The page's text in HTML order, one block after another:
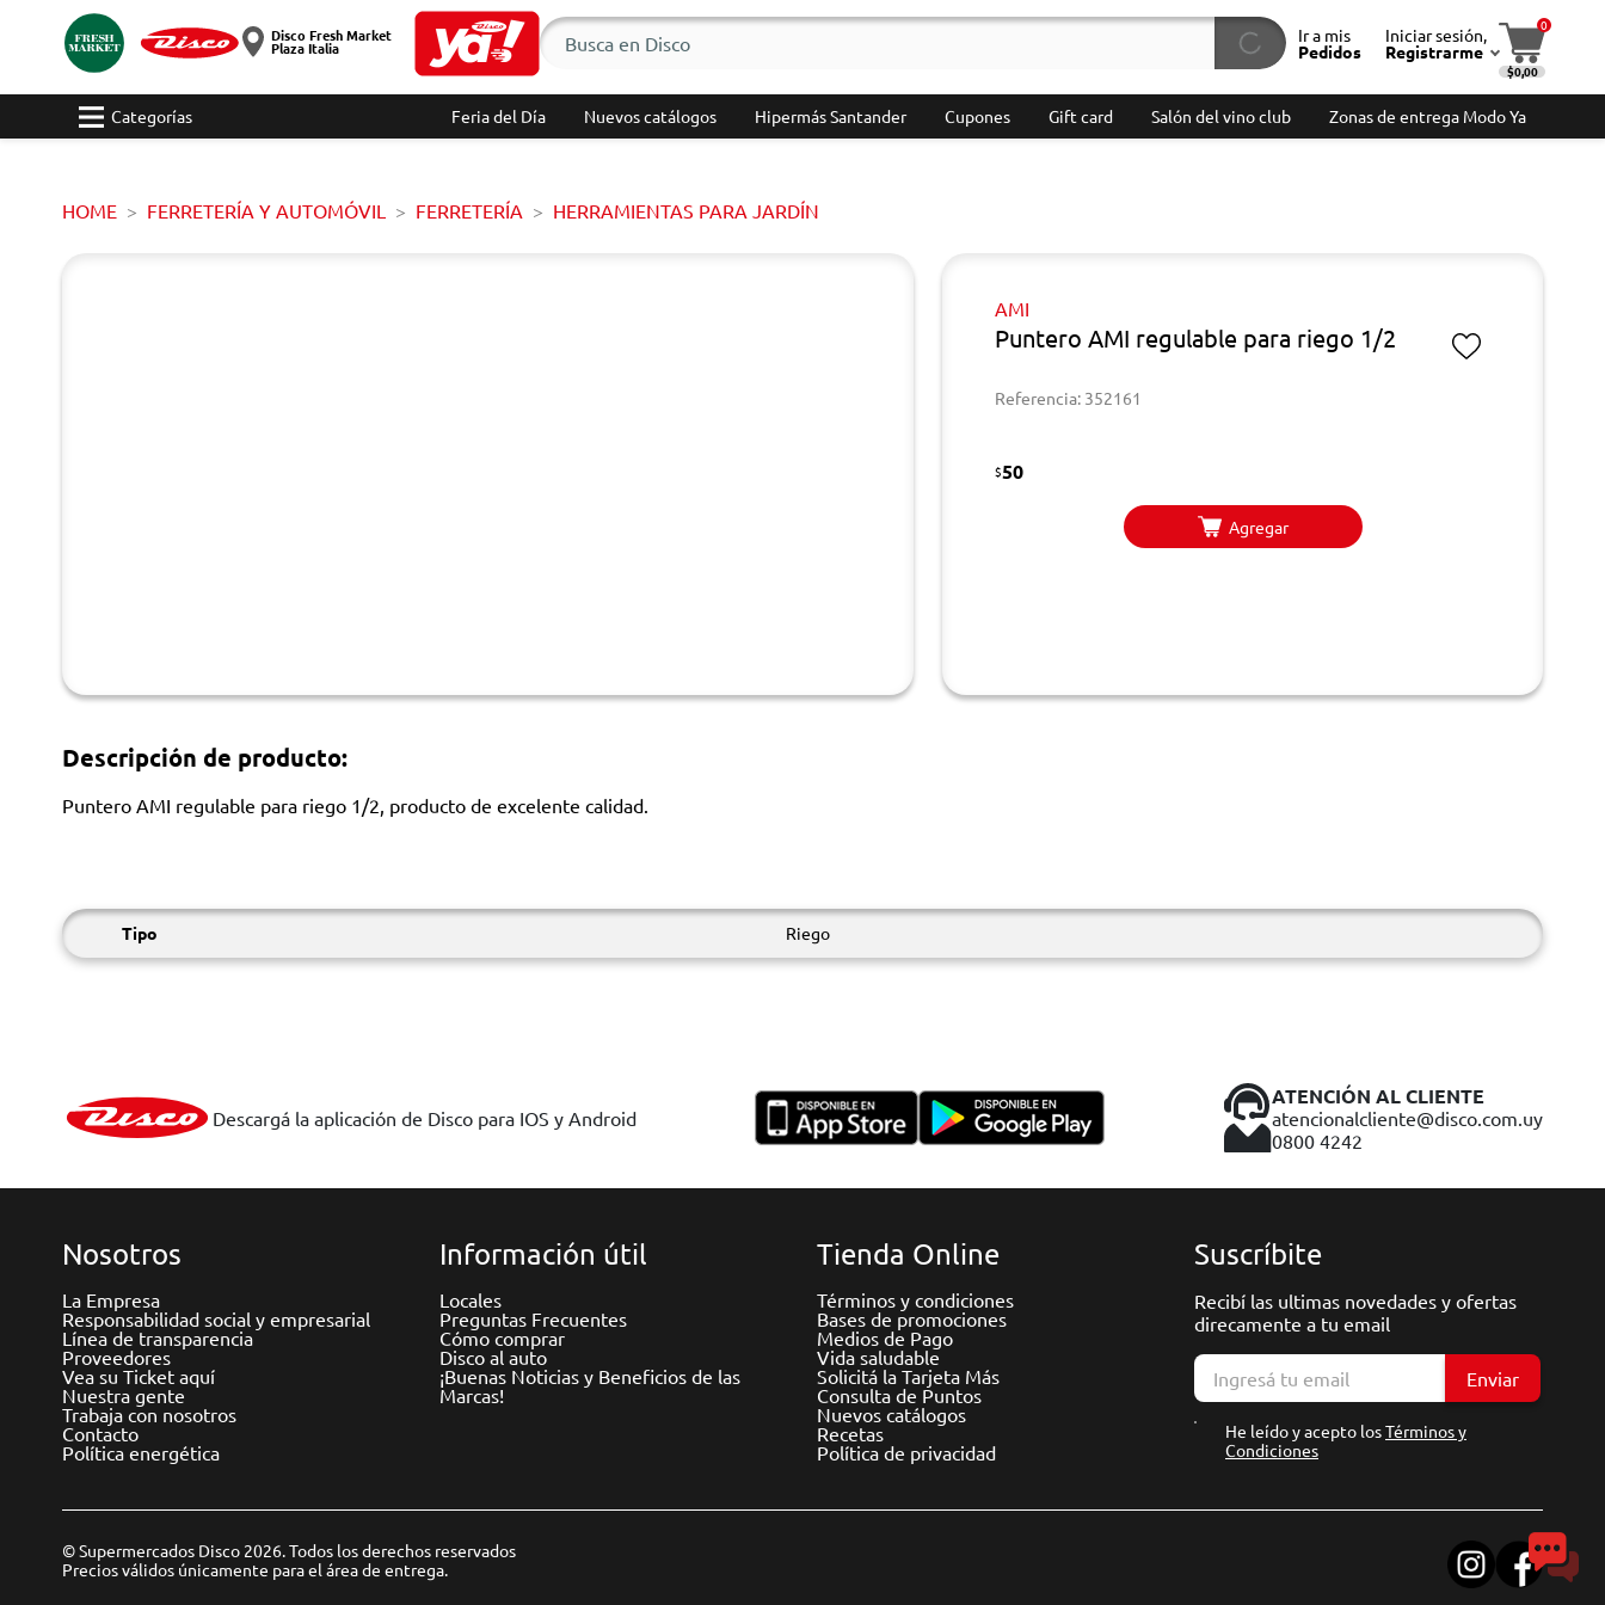
Disco Fresh Market
Plaza Italia
Ir a mis
Pedidos
Iniciar sesión,
Registrarme
0
$0,00
Categorías Feria del Día Nuevos catálogos Hipermás Santander Cupones Gift card Salón del vino club Zonas de entrega Modo Ya
HOME FERRETERÍA Y AUTOMÓVIL FERRETERÍA HERRAMIENTAS PARA JARDÍN
AMI
Puntero AMI regulable para riego 1/2
Referencia: 352161
$50
Agregar
Descripción de producto:
Puntero AMI regulable para riego 1/2, producto de excelente calidad.
Tipo Riego
Descargá la aplicación de Disco para IOS y Android
ATENCIÓN AL CLIENTE
atencionalcliente@disco.com.uy
0800 4242
Nosotros
La Empresa
Responsabilidad social y empresarial
Línea de transparencia
Proveedores
Vea su Ticket aquí
Nuestra gente
Trabaja con nosotros
Contacto
Política energética
Información útil
Locales
Preguntas Frecuentes
Cómo comprar
Disco al auto
¡Buenas Noticias y Beneficios de las
Marcas!
Tienda Online
Términos y condiciones
Bases de promociones
Medios de Pago
Vida saludable
Solicitá la Tarjeta Más
Consulta de Puntos
Nuevos catálogos
Recetas
Política de privacidad
Suscríbite
Recibí las ultimas novedades y ofertas
direcamente a tu email
Enviar
He leído y acepto losTérminos y
Condiciones
© Supermercados Disco 2026. Todos los derechos reservados
Precios válidos únicamente para el área de entrega.